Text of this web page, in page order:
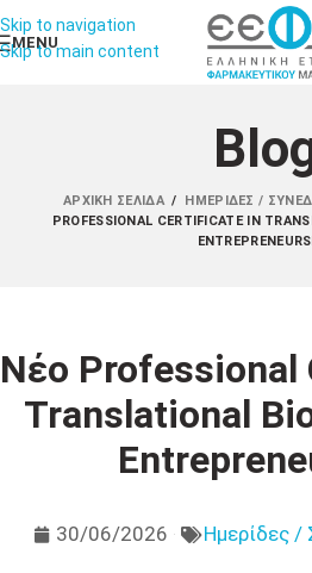
Skip to navigation
Skip to main content
MENU
ΑΡΧΙΚΉ ΣΕΛΊΔΑ / ΗΜΕΡΊΔΕΣ /
PROFESSIONAL CERTIFICATE IN
Νέο
Translational
30/06/2026 Ημερίδες /